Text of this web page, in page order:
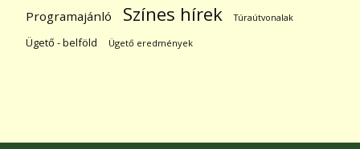
Programajánló Színes hírek Túraútvonalak
Ügető - belföld Ügető eredmények